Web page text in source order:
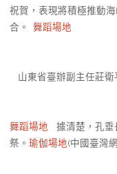
祝賀，表現將積極推動
合。 舞蹈場地
山東省臺辦副主任莊衛
舞蹈場地 據清楚，孔垂
祭。 瑜伽場地(中國臺灣